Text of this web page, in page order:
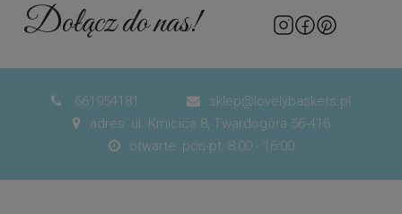
Dołącz do nas!
 661954181  sklep@lovelybaskets.pl
 adres: ul. Kmicica 8, Twardogóra 56-416
 otwarte: pon-pt: 8:00 - 16:00